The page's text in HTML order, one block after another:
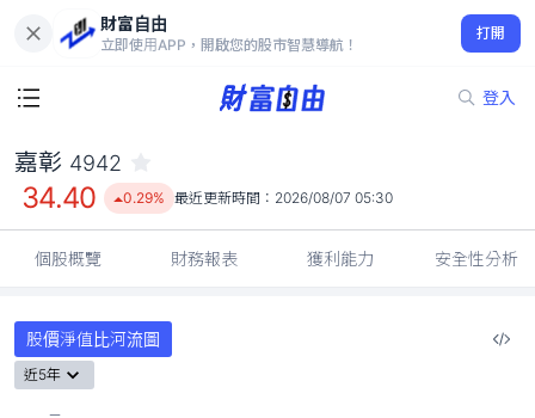
財富自由
立即使用APP，開啟您的股市智慧導航！
打開
登入
34.40
0.29%
嘉彰 4942
34.40 0.29% 最近更新時間： 2026/08/07 05:30
個股概覽 財務報表 獲利能力 安全性分析
股價淨值比河流圖
近5年